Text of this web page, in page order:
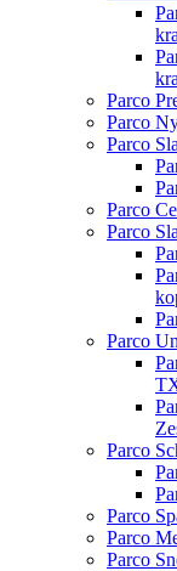
Parco
Parco
Parco
Parco
Parco
Parco
Parco
Parco
Parco
Parco